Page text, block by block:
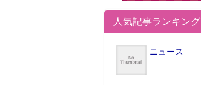
人気記事ランキング
ニュース